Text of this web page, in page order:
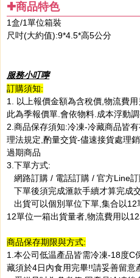
✚商品特色
1盒/1單位箱裝
尺吋(大約值):9*4.5*高5公分​
服務小叮嚀
訂購須知:
1. 以上報價金額為含稅價,物流費
此為季報價單.會依物料.成本浮動
2.商品保存須知:冷凍-冷藏商品皆
理法規定,酌量交貨-儘速接貨處理
過期商品
3.下單方式:
網路訂購 / 電話訂購 / 官方Line
下單後須完成滙款手續才算完成
出貨可以個別單位下單,集合以
12單位一箱出貨量者,物流費用以
商品保存期限與方式:
1.本公司低温產品皆需冷凍-18度C
藏須於4日內食用完畢!!請妥善留意